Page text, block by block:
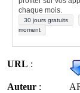
chaque mois.
30 jours gratuits
moment
URL :
Auteur :